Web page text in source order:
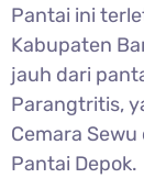
Pantai ini
Kabupaten
jauh dari
Parangtritis,
Cemara
Pantai Depok.